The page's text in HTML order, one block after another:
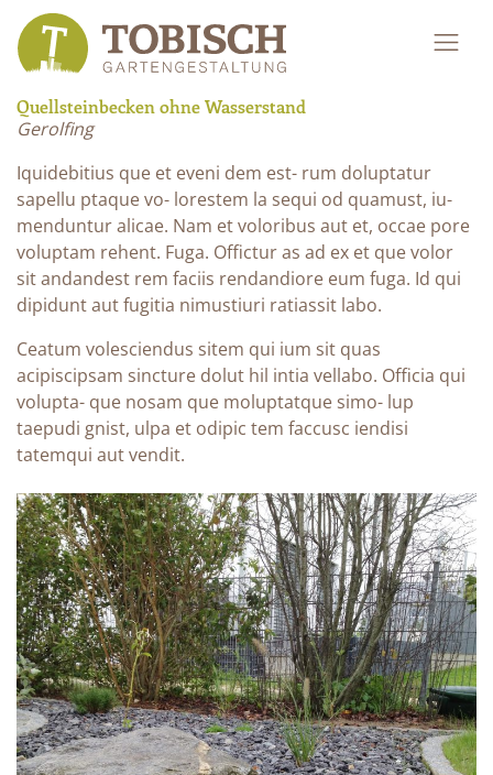
Quellsteinbecken ohne Wasserstand
Gerolfing
Iquidebitius que et eveni dem est- rum doluptatur
sapellu ptaque vo- lorestem la sequi od quamust, iu-
menduntur alicae. Nam et voloribus aut et, occae pore
voluptam rehent. Fuga. Offictur as ad ex et que volor
sit andandest rem faciis rendandiore eum fuga. Id qui
dipidunt aut fugitia nimustiuri ratiassit labo.
Ceatum volesciendus sitem qui ium sit quas
acipiscipsam sincture dolut hil intia vellabo. Officia qui
volupta- que nosam que moluptatque simo- lup
taepudi gnist, ulpa et odipic tem faccusc iendisi
tatemqui aut vendit.